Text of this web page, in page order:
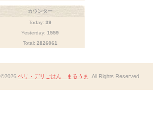
カウンター
Today: 39
Yesterday: 1559
Total: 2826061
©2026 ベリ・デリごはん まるうま . All Rights Reserved.